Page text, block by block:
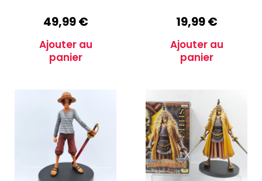
49,99€
Ajouter au
panier
19,99€
Ajouter au
panier